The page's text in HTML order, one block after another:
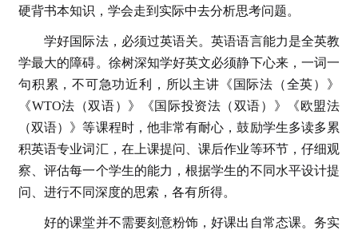
硬背书本知识，学会走到实际中去分析思考问题。
学好国际法，必须过英语关。英语语言能力是全英教
学最大的障碍。徐树深知学好英文必须静下心来，一词一
句积累，不可急功近利，所以主讲《国际法（全英）》
《WTO法（双语）》《国际投资法（双语）》《欧盟法
（双语）》等课程时，他非常有耐心，鼓励学生多读多累
积英语专业词汇，在上课提问、课后作业等环节，仔细观
察、评估每一个学生的能力，根据学生的不同水平设计提
问、进行不同深度的思索，各有所得。
好的课堂并不需要刻意粉饰，好课出自常态课。务实